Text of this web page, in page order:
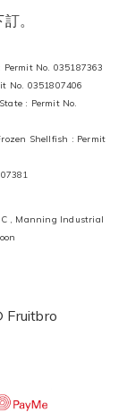
。
No. 035187363
No. 0351807406
: Permit No.
Shellfish : Permit
C , Manning Industrial